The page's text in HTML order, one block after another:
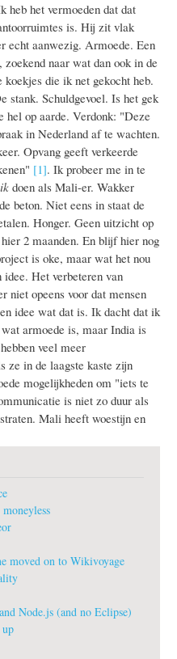
heb het vermoeden dat dat
is. Hij zit vlak
echt aanwezig. Armoede. Een
naar wat dan ook in de
koekjes die ik net gekocht heb.
stank. Schuldgevoel. Is het gek
op aarde. Verdonk: "Deze
in Nederland af te wachten.
Opvang geeft verkeerde
[1]. Ik probeer me in te
ik doen als Mali-er. Wakker
beton. Niet eens in staat de
Honger. Geen uitzicht op
2 maanden. En blijf hier nog
is oke, maar wat het nou
Het verbeteren van
niet opeens voor dat mensen
idee wat dat is. Ik dacht dat ik
armoede is, maar India is
veel meer
ze in de laagste kaste zijn
mogelijkheden om "iets te
is niet zo duur als
Mali heeft woestijn en
moved on to Wikivoyage
Node.js (and no Eclipse)